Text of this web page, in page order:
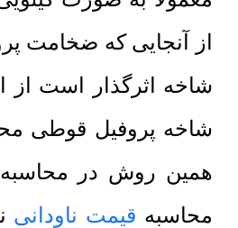
از آنجایی که ضخامت
شاخه اثرگذار است از
شاخه پروفیل قوطی
همین روش در محاسبه
محاسبه قیمت ناودانی